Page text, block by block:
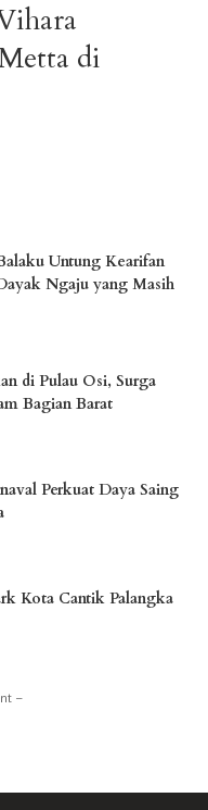
di
Untung Kearifan
Ngaju yang Masih
di Pulau Osi, Surga
Bagian Barat
Perkuat Daya Saing
Kota Cantik Palangka
–